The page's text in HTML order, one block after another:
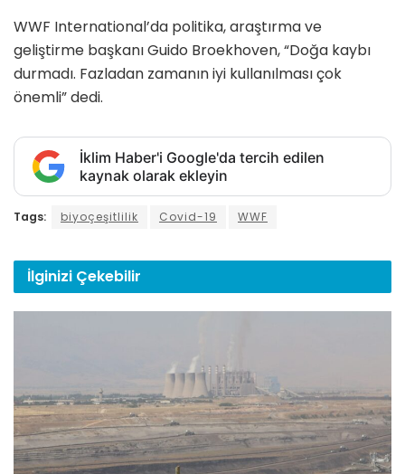
WWF International’da politika, araştırma ve
geliştirme başkanı Guido Broekhoven, “Doğa kaybı
durmadı. Fazladan zamanın iyi kullanılması çok
önemli” dedi.
İklim Haber'i Google'da tercih edilen
kaynak olarak ekleyin
Tags: biyoçeşitlilik Covid-19 WWF
İlginizi Çekebilir